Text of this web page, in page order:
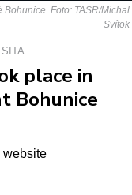
Foto: TASR/Michal
Svítok
SITA
place in
Bohunice
website